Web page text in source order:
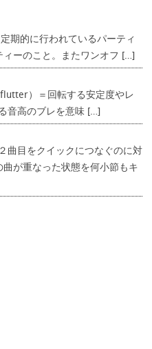
期的に行われているパーティ
ーのこと。またワンオフ […]
）＝回転する安定度やレ
音高のブレを意味 […]
曲目をクイックにつなぐのに対
が重なった状態を何小節もキ